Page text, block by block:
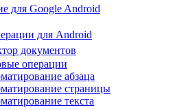
для Google Android
для Android
документов
операции
абзаца
страницы
текста